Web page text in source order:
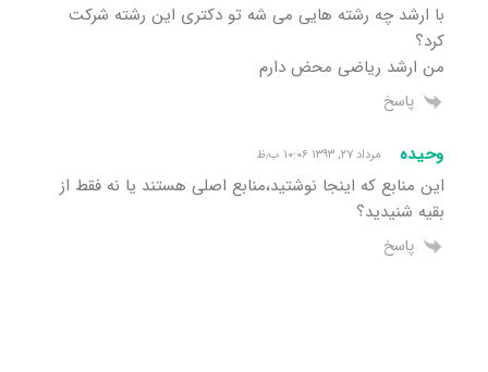
با ارشد چه رشته هایی می شه تو دکتری این رشته شرکت
کرد؟
من ارشد ریاضی محض دارم
پاسخ
وحیده مرداد ۲۷, ۱۳۹۳ ۱۰:۰۶ ب٫ظ
این منابع که اینجا نوشتید،منابع اصلی هستند یا نه فقط از
بقیه شنیدید؟
پاسخ